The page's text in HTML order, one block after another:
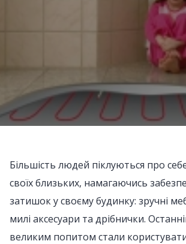
Більшість людей піклуються про
своїх близьких, намагаючись
затишок у своєму будинку: зручні
милі аксесуари та дрібнички.
великим попитом стали